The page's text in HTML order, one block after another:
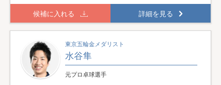
候補に入れる 詳細を見る
東京五輪金メダリスト
水谷隼
元プロ卓球選手